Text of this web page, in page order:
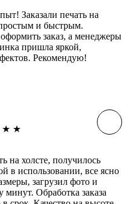
Заказали печать на
и быстрым.
заказ, а менеджеры
пришла яркой,
Рекомендую!
★ ★
на холсте, получилось
в использовании, все ясно
загрузил фото и
минут. Обработка заказа